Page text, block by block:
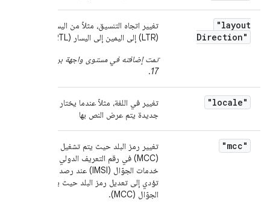
"layout
Direction"
تغيير اتجاه التنسيق، مثلاً من اليسار إلى اليمين
(LTR) إلى اليمين إلى اليسار (RTL)
تمت إضافته في مستوى واجهة برمجة التطبيقات
17
.
"locale"
تغيير في اللغة، مثلاً عندما يختار المستخدم لغة
جديدة يتم عرض النص بها
"mcc"
تغيير رمز البلد حيث يتم تشغيل شبكة الجوّال
(MCC) في رقم التعريف الدولي للمشترك في
تؤدي إلى تعديل رمز البلد حيث يتم تشغيل شبكة
الجوّال (MCC).